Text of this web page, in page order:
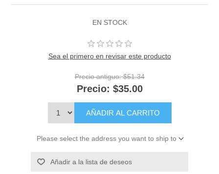
EN STOCK
Sea el primero en revisar este producto
Precio antiguo: $51.34
Precio: $35.00
AÑADIR AL CARRITO
Please select the address you want to ship to
Añadir a la lista de deseos